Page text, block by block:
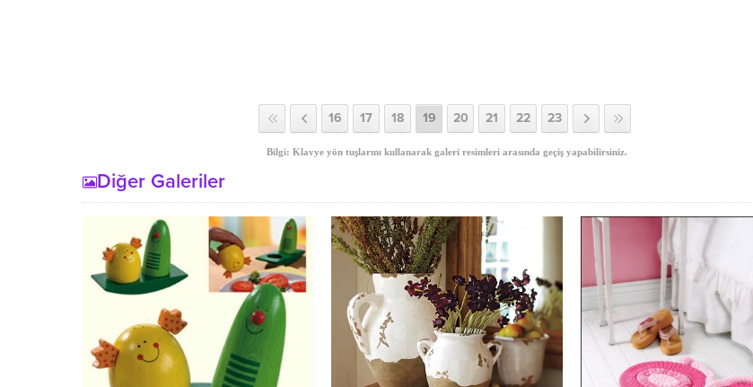
16 17 18 19 20 21 22 23
Bilgi: Klavye yön tuşlarını kullanarak galeri resimleri arasında geçiş yapabilirsiniz.
Diğer Galeriler